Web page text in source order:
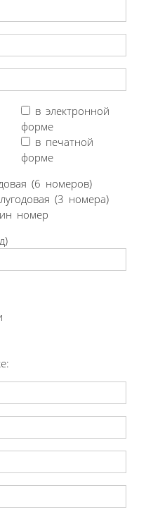
в электронной
форме
в печатной
форме
(6 номеров)
(3 номера)
номер